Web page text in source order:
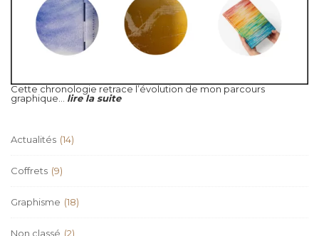
Cette chronologie retrace l’évolution de mon parcours
graphique... lire la suite
Actualités (14)
Coffrets (9)
Graphisme (18)
Non classé (2)